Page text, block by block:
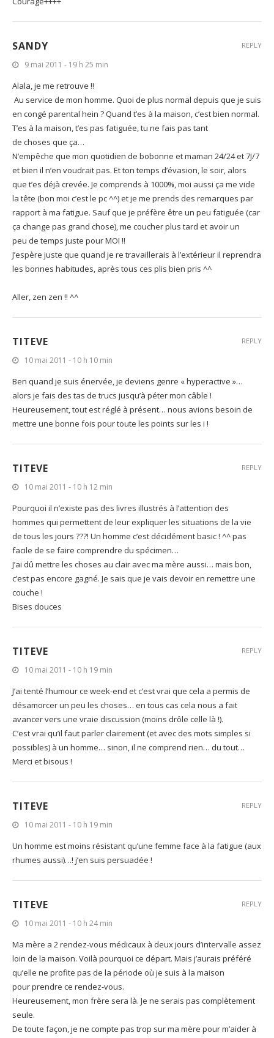
SANDY
9 mai 2011 - 19 h 25 min
Alala, je me retrouve !!
Au service de mon homme. Quoi de plus normal depuis que je suis
en congé parental hein ? Quand t’es à la maison, c’est bien normal.
T’es à la maison, t’es pas fatiguée, tu ne fais pas tant
de choses que ça…
N’empêche que mon quotidien de bobonne et maman 24/24 et 7J/7
et bien il n’en voudrait pas. Et ton temps d’évasion, le soir, alors
que t’es déjà crevée. Je comprends à 1000%, moi aussi ça me vide
la tête (bon moi c’est le pc ^^) et je me prends des remarques par
rapport à ma fatigue. Sauf que je préfère être un peu fatiguée (car
ça change pas grand chose), me coucher plus tard et avoir un
peu de temps juste pour MOI !!
J’espère juste que quand je re travaillerais à l’extérieur il reprendra
les bonnes habitudes, après tous ces plis bien pris ^^
Aller, zen zen !! ^^
REPLY
TITEVE
10 mai 2011 - 10 h 10 min
Ben quand je suis énervée, je deviens genre « hyperactive »…
alors je fais des tas de trucs jusqu’à péter mon câble !
Heureusement, tout est réglé à présent… nous avions besoin de
mettre une bonne fois pour toute les points sur les i !
REPLY
TITEVE
10 mai 2011 - 10 h 12 min
Pourquoi il n’existe pas des livres illustrés à l’attention des
hommes qui permettent de leur expliquer les situations de la vie
de tous les jours ???! Un homme c’est décidément basic ! ^^ pas
facile de se faire comprendre du spécimen…
J’ai dû mettre les choses au clair avec ma mère aussi… mais bon,
c’est pas encore gagné. Je sais que je vais devoir en remettre une
couche !
Bises douces
REPLY
TITEVE
10 mai 2011 - 10 h 19 min
J’ai tenté l’humour ce week-end et c’est vrai que cela a permis de
désamorcer un peu les choses… en tous cas cela nous a fait
avancer vers une vraie discussion (moins drôle celle là !).
C’est vrai qu’il faut parler clairement (et avec des mots simples si
possibles) à un homme… sinon, il ne comprend rien… du tout…
Merci et bisous !
REPLY
TITEVE
10 mai 2011 - 10 h 19 min
Un homme est moins résistant qu’une femme face à la fatigue (aux
rhumes aussi)…! j’en suis persuadée !
REPLY
TITEVE
10 mai 2011 - 10 h 24 min
Ma mère a 2 rendez-vous médicaux à deux jours d’intervalle assez
loin de la maison. Voilà pourquoi ce départ. Mais j’aurais préféré
qu’elle ne profite pas de la période où je suis à la maison
pour prendre ce rendez-vous.
Heureusement, mon frère sera là. Je ne serais pas complètement
seule.
De toute façon, je ne compte pas trop sur ma mère pour m’aider à
REPLY